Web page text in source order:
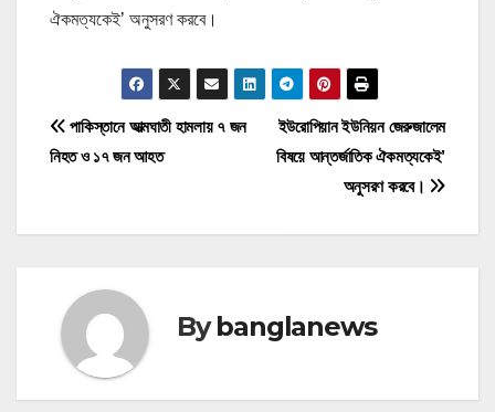
ঐকমত্যকেই’ অনুসরণ করবে।
P
o
s
n
a
ইউরোপিয়ান ইউনিয়ন জেরুজালেম
বিষয়ে আন্তর্জাতিক ঐকমত্যকেই’
অনুসরণ করবে।
পাকিস্তানে আত্মঘাতী হামলায় ৭ জন
নিহত ও ১৭ জন আহত
Bybanglanews